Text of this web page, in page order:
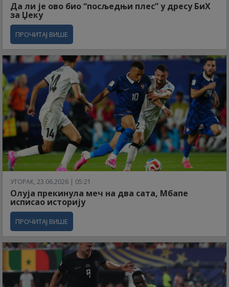
Да ли је ово био “посљедњи плес” у дресу БиХ
за Џеку
ПРОЧИТАЈ ВИШЕ
УТОРАК, 23.06.2026 | 05:21
Олуја прекинула меч на два сата, Мбапе
исписао историју
ПРОЧИТАЈ ВИШЕ